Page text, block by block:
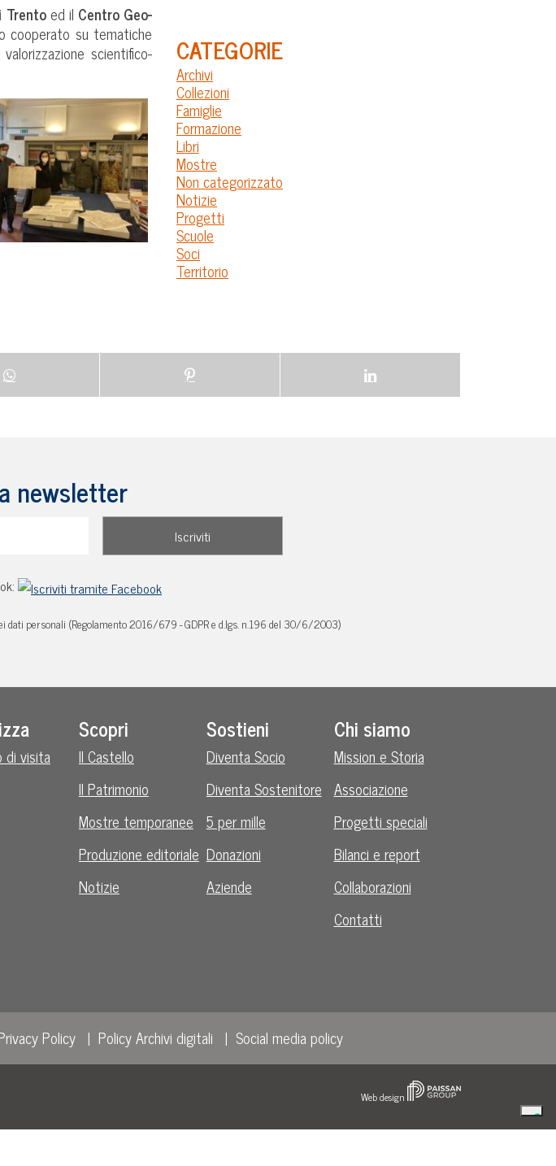
Trentoed il Centro Geo-
cooperato su tematiche
scientifico-
CATEGORIE
Archivi
Collezioni
Famiglie
Formazione
Libri
Mostre
Non categorizzato
Notizie
Progetti
Scuole
Soci
Territorio
newsletter
dati personali (Regolamento 2016/679 - GDPR e d.lgs. n.196 del 30/6/2003)
di visita
Scopri
Il Castello
Il Patrimonio
Mostre temporanee
Produzione editoriale
Notizie
Sostieni
Diventa Socio
Diventa Sostenitore
5 per mille
Donazioni
Aziende
Chi siamo
Mission e Storia
Associazione
Progetti speciali
Bilanci e report
Collaborazioni
Contatti
Policy Policy Archivi digitali Social media policy
Web design